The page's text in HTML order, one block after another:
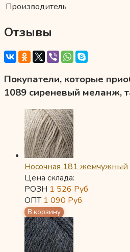
Производитель
Отзывы
Покупатели, которые
1089 сиреневый меланж,
Носочная 181 жемчужный
Цена склада:
РОЗН 1 526 Руб
ОПТ 1 090 Руб